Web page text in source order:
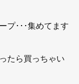
プ･･･集めてます
たら買っちゃい